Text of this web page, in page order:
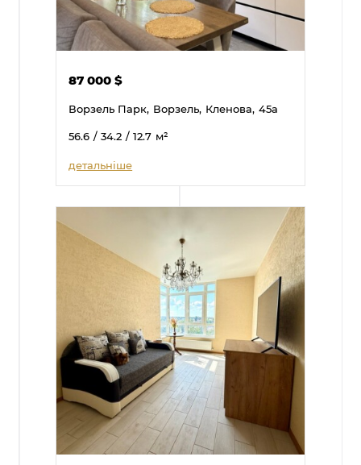
87 000$
Ворзель Парк, Ворзель, Кленова, 45а
56.6 / 34.2 / 12.7 м²
детальніше